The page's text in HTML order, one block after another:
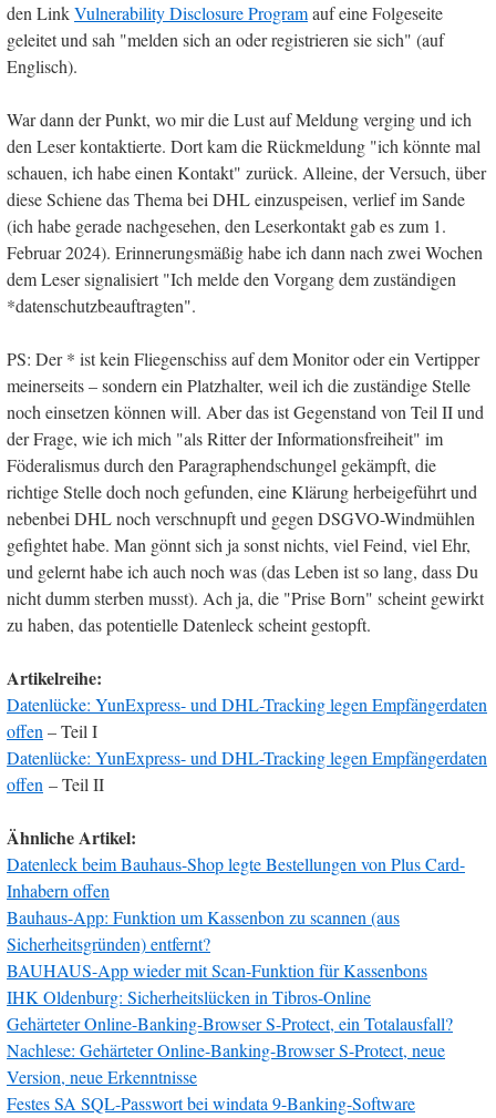
den LinkVulnerability Disclosure Programauf eine Folgeseite
geleitet und sah "melden sich an oder registrieren sie sich" (auf
Englisch).
War dann der Punkt, wo mir die Lust auf Meldung verging und ich
den Leser kontaktierte. Dort kam die Rückmeldung "ich könnte mal
schauen, ich habe einen Kontakt" zurück. Alleine, der Versuch, über
diese Schiene das Thema bei DHL einzuspeisen, verlief im Sande
(ich habe gerade nachgesehen, den Leserkontakt gab es zum 1.
Februar 2024). Erinnerungsmäßig habe ich dann nach zwei Wochen
dem Leser signalisiert "Ich melde den Vorgang dem zuständigen
*datenschutzbeauftragten".
PS: Der * ist kein Fliegenschiss auf dem Monitor oder ein Vertipper
meinerseits – sondern ein Platzhalter, weil ich die zuständige Stelle
noch einsetzen können will. Aber das ist Gegenstand von Teil II und
der Frage, wie ich mich "als Ritter der Informationsfreiheit" im
Föderalismus durch den Paragraphendschungel gekämpft, die
richtige Stelle doch noch gefunden, eine Klärung herbeigeführt und
nebenbei DHL noch verschnupft und gegen DSGVO-Windmühlen
gefightet habe. Man gönnt sich ja sonst nichts, viel Feind, viel Ehr,
und gelernt habe ich auch noch was (das Leben ist so lang, dass Du
nicht dumm sterben musst). Ach ja, die "Prise Born" scheint gewirkt
zu haben, das potentielle Datenleck scheint gestopft.
Artikelreihe:
Datenlücke: YunExpress- und DHL-Tracking legen Empfängerdaten
offen – Teil I
Datenlücke: YunExpress- und DHL-Tracking legen Empfängerdaten
offen – Teil II
Ähnliche Artikel:
Datenleck beim Bauhaus-Shop legte Bestellungen von Plus Card-
Inhabern offen
Bauhaus-App: Funktion um Kassenbon zu scannen (aus
Sicherheitsgründen) entfernt?
BAUHAUS-App wieder mit Scan-Funktion für Kassenbons
IHK Oldenburg: Sicherheitslücken in Tibros-Online
Gehärteter Online-Banking-Browser S-Protect, ein Totalausfall?
Nachlese: Gehärteter Online-Banking-Browser S-Protect, neue
Version, neue Erkenntnisse
Festes SA SQL-Passwort bei windata 9-Banking-Software